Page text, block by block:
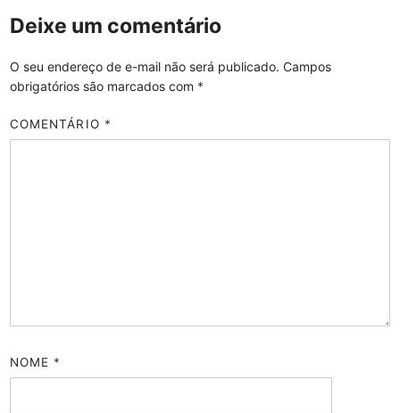
Deixe um comentário
O seu endereço de e-mail não será publicado. Campos
obrigatórios são marcados com *
COMENTÁRIO *
NOME *